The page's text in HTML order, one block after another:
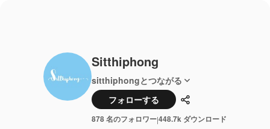
Sitthiphong
sitthiphongとつながる
フォローする
共有
878 名のフォロワー|448.7k ダウンロード